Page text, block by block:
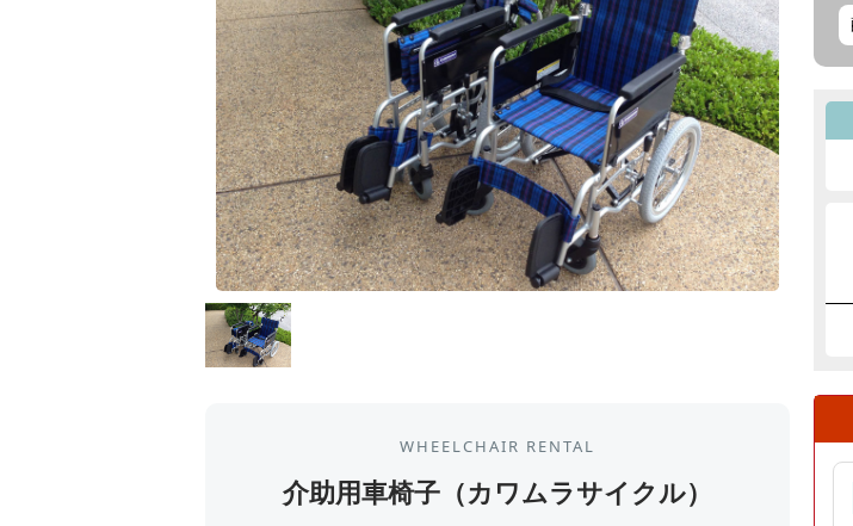
WHEELCHAIR RENTAL
介助用車椅子（カワムラサイクル）